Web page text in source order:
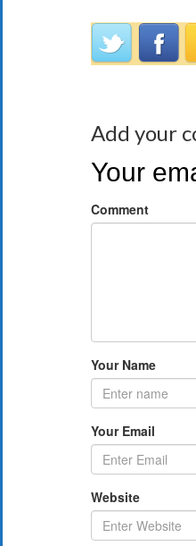
Add your
Your
Comment
Your Name
Your Email
Website